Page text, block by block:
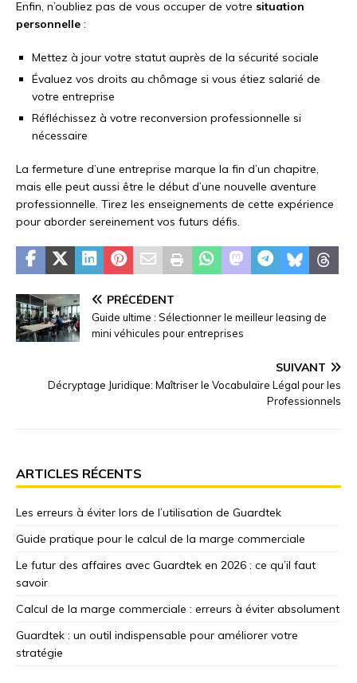
Enfin, n’oubliez pas de vous occuper de votre situation
personnelle :
Mettez à jour votre statut auprès de la sécurité sociale
Évaluez vos droits au chômage si vous étiez salarié de
votre entreprise
Réfléchissez à votre reconversion professionnelle si
nécessaire
La fermeture d’une entreprise marque la fin d’un chapitre,
mais elle peut aussi être le début d’une nouvelle aventure
professionnelle. Tirez les enseignements de cette expérience
pour aborder sereinement vos futurs défis.
PRÉCÉDENT
Guide ultime : Sélectionner le meilleur leasing de
mini véhicules pour entreprises
SUIVANT
Décryptage Juridique: Maîtriser le Vocabulaire Légal pour les
Professionnels
ARTICLES RÉCENTS
Les erreurs à éviter lors de l’utilisation de Guardtek
Guide pratique pour le calcul de la marge commerciale
Le futur des affaires avec Guardtek en 2026 : ce qu’il faut
savoir
Calcul de la marge commerciale : erreurs à éviter absolument
Guardtek : un outil indispensable pour améliorer votre
stratégie